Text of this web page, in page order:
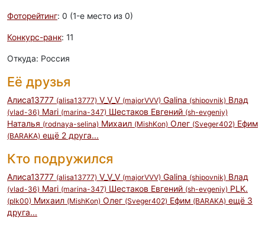
Фоторейтинг: 0 (1-e место из 0)
Конкурс-ранк: 11
Откуда: Россия
Её друзья
Алиса13777 (alisa13777) V_V_V (majorVVV) Galina (shipovnik) Влад
(vlad-36) Mari (marina-347) Шестаков Евгений (sh-evgeniy)
Наталья (rodnaya-selina) Михаил (MishKon) Олег (Sveger402) Ефим
(BARAKA) ещё 2 друга...
Кто подружился
Алиса13777 (alisa13777) V_V_V (majorVVV) Galina (shipovnik) Влад
(vlad-36) Mari (marina-347) Шестаков Евгений (sh-evgeniy) PLK.
(plk00) Михаил (MishKon) Олег (Sveger402) Ефим (BARAKA) ещё 3
друга...